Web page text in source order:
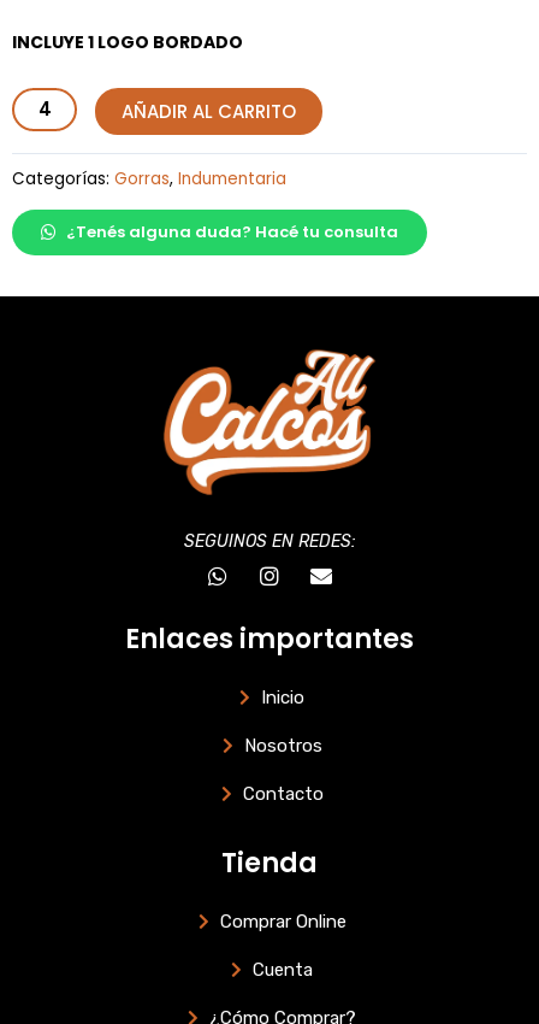
INCLUYE 1 LOGO BORDADO
Snap
Visera
Plana
Gabardina
cantidad
AÑADIR AL CARRITO
Categorías: Gorras, Indumentaria
¿Tenés alguna duda? Hacé tu consulta
SEGUINOS EN REDES:
W
h
t
s
I
n
t
a
r
m
E
n
e
Enlaces importantes
Inicio
Nosotros
Contacto
Tienda
Comprar Online
Cuenta
¿Cómo Comprar?